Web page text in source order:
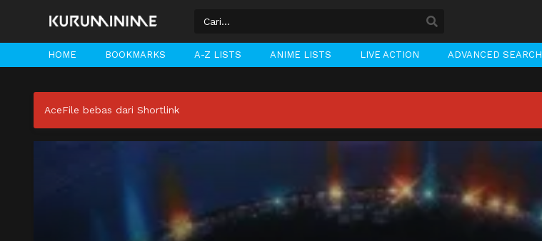
HOME BOOKMARKS A-Z LISTS ANIME LISTS LIVE ACTION ADVANCED SEARCH
AceFile bebas dari Shortlink